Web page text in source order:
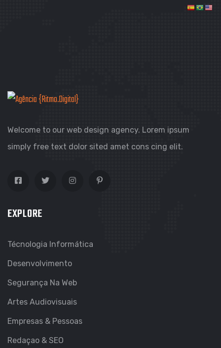
Welcome to our web design agency. Lorem ipsum
simply free text dolor sited amet cons cing elit.
EXPLORE
Técnologia Informática
Desenvolvimento
Segurança Na Web
Artes Audiovisuais
Empresas & Pessoas
Redaçao & SEO